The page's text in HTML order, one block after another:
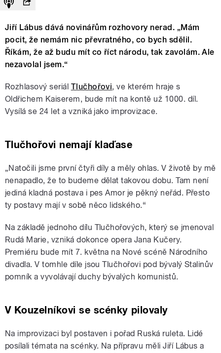
Jiří Lábus dává novinářům rozhovory nerad. „Mám
pocit, že nemám nic převratného, co bych sdělil.
Říkám, že až budu mít co říct národu, tak zavolám. Ale
nezavolal jsem.“
Rozhlasový seriál Tlučhořovi, ve kterém hraje s
Oldřichem Kaiserem, bude mít na kontě už 1000. díl.
Vysílá se 24 let a vzniká jako improvizace.
Tlučhořovi nemají klaďase
„Natočili jsme první čtyři díly a měly ohlas. V životě by mě
nenapadlo, že to budeme dělat takovou dobu. Tam není
jediná kladná postava i pes Amor je pěkný neřád. Přesto
ty postavy mají v sobě něco lidského.“
Na základě jednoho dílu Tlučhořových, který se jmenoval
Rudá Marie, vzniká dokonce opera Jana Kučery.
Premiéru bude mít 7. května na Nové scéně Národního
divadla. V tomhle díle jsou Tlučhořovi pod bývalý Stalinův
pomník a vyvolávají duchy bývalých komunistů.
V Kouzelníkovi se scénky pilovaly
Na improvizaci byl postaven i pořad Ruská ruleta. Lidé
posílali témata na scénky. Na přípravu měli Jiří Lábus a